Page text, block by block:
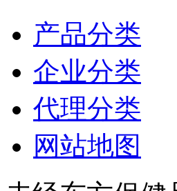
产品分类
企业分类
代理分类
网站地图